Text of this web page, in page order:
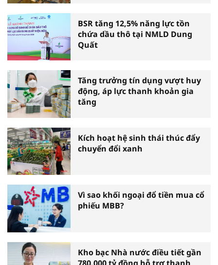
BSR tăng 12,5% năng lực tồn
chứa dầu thô tại NMLD Dung
Quất
Tăng trưởng tín dụng vượt huy
động, áp lực thanh khoản gia
tăng
Kích hoạt hệ sinh thái thúc đẩy
chuyển đổi xanh
Vì sao khối ngoại đổ tiền mua cổ
phiếu MBB?
Kho bạc Nhà nước điều tiết gần